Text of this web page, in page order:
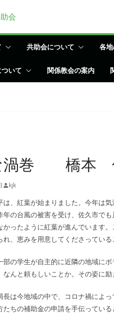
共助会について 各
いて 関係教会の案内
渦巻 橋本
kjk
は、紅葉が始まりました。今年は
年の台風の被害を受け、佐久市で
かったように紅葉が進んでいます
れ、恵みを用意してくださっている
部の学生が自主的に近隣の地域に
なんと頼もしいことか。その姿に励
長は今地域の中で、コロナ禍によ
たちの補助金の申請を手伝ってい